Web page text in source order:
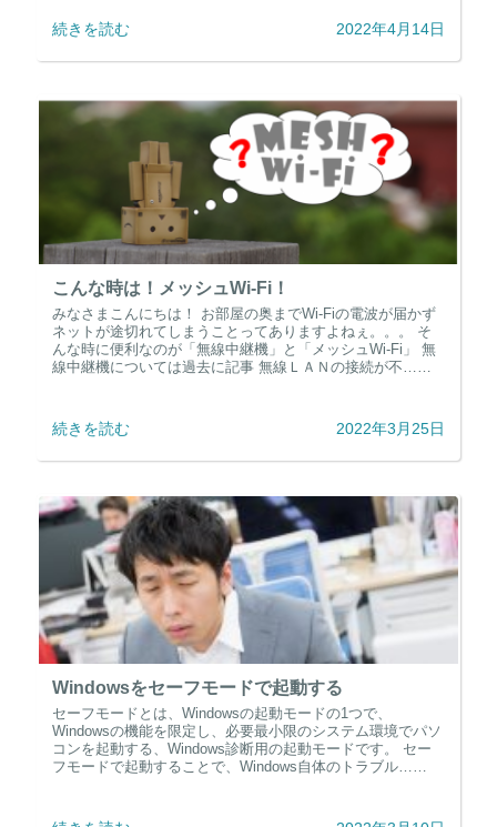
続きを読む 2022年4月14日
こんな時は！メッシュWi-Fi！
みなさまこんにちは！ お部屋の奥までWi-Fiの電波が届かず
ネットが途切れてしまうことってありますよねぇ。。。 そ
んな時に便利なのが「無線中継機」と「メッシュWi-Fi」 無
線中継機については過去に記事 無線ＬＡＮの接続が不……
続きを読む 2022年3月25日
Windowsをセーフモードで起動する
セーフモードとは、Windowsの起動モードの1つで、
Windowsの機能を限定し、必要最小限のシステム環境でパソ
コンを起動する、Windows診断用の起動モードです。 セー
フモードで起動することで、Windows自体のトラブル……